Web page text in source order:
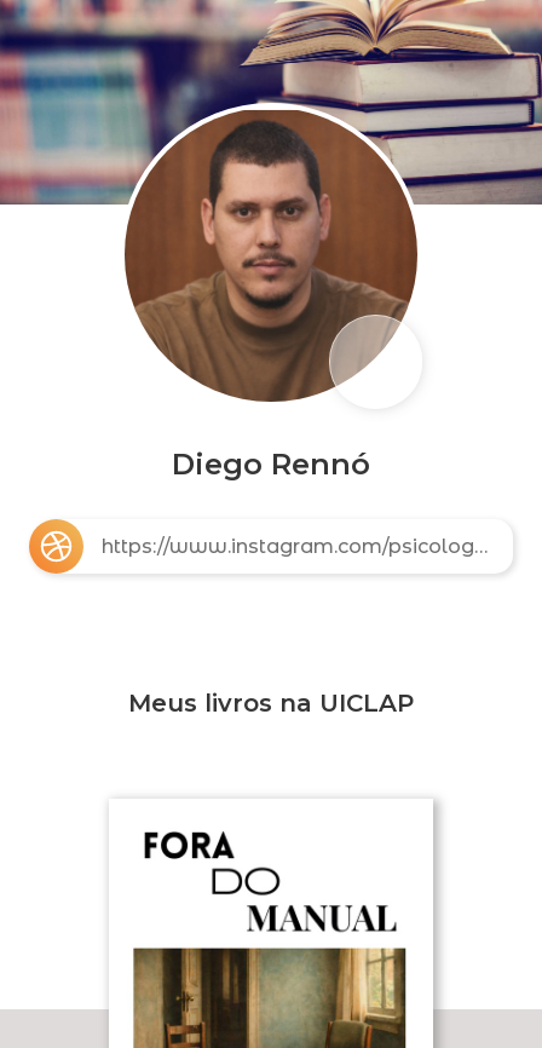
Diego Rennó
https://www.instagram.com/psicologorenno
Meus livros na UICLAP